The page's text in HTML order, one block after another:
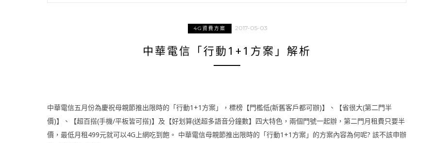
4G資費方案 2017-05-03
中華電信「行動1+1方案」解析
中華電信五月份為慶祝母親節推出限時的「行動1+1方案」，標榜【門檻低(新舊客戶都可辦)】、【省很大(第二門半
價)】、【超百搭(手機/平板皆可搭)】及【好划算(送超多語音分鐘數】四大特色，兩個門號一起辦，第二門月租費只要半
價，最低月租499元就可以4G上網吃到飽。 中華電信母親節推出限時的「行動1+1方案」的方案內容為何呢? 該不該申辦